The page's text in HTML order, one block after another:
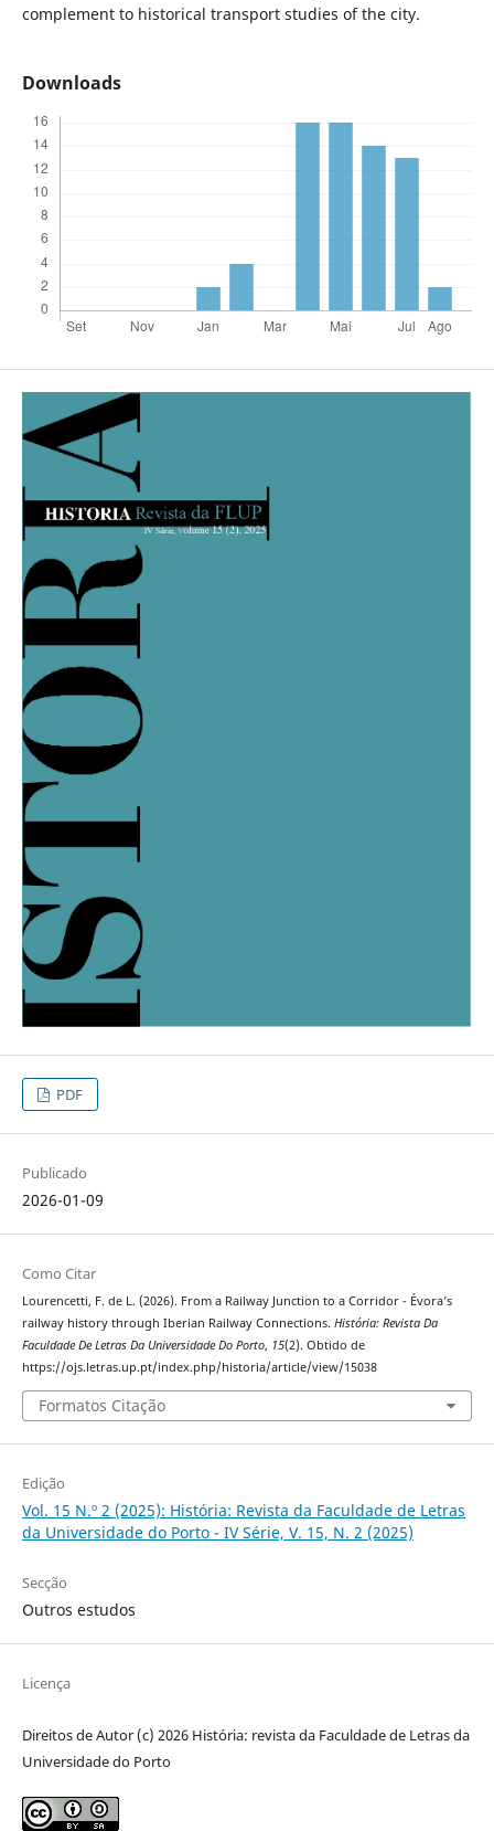
complement to historical transport studies of the city.
Downloads
PDF
Publicado
2026-01-09
Como Citar
Lourencetti, F. de L. (2026). From a Railway Junction to a Corridor - Évora’s
railway history through Iberian Railway Connections. História: Revista Da
Faculdade De Letras Da Universidade Do Porto, 15(2). Obtido de
https://ojs.letras.up.pt/index.php/historia/article/view/15038
Formatos Citação
Edição
Vol. 15 N.º 2 (2025): História: Revista da Faculdade de Letras
da Universidade do Porto - IV Série, V. 15, N. 2 (2025)
Secção
Outros estudos
Licença
Direitos de Autor (c) 2026 História: revista da Faculdade de Letras da
Universidade do Porto